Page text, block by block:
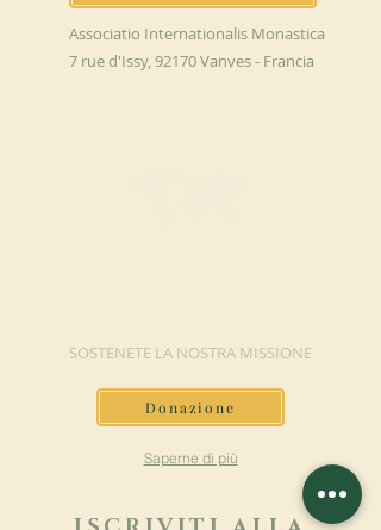
Associatio Internationalis Monastica
7 rue d'Issy, 92170 Vanves - Francia
SOSTENETE LA NOSTRA MISSIONE
Donazione
Saperne di più